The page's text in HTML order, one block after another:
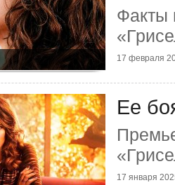
Факты
17 февраля
Ее
17 января